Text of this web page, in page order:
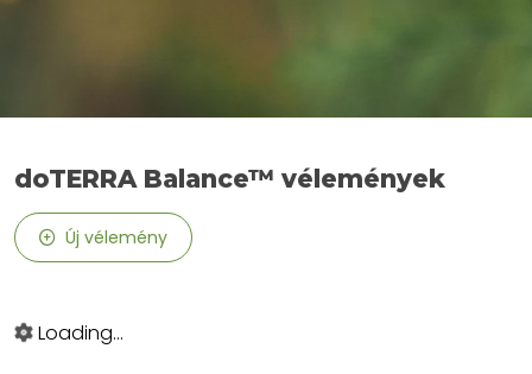
doTERRA Balance™ vélemények
Új vélemény
Loading...